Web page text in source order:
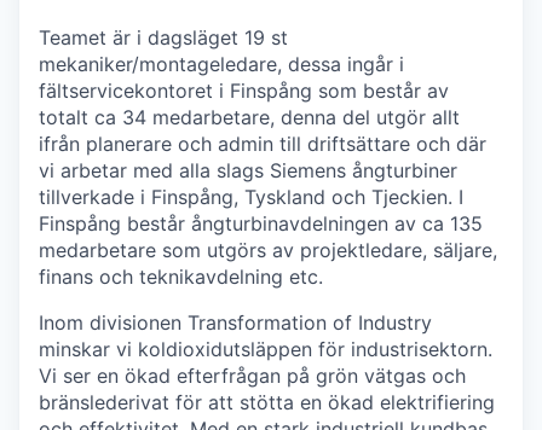
Teamet är i dagsläget 19 st
mekaniker/montageledare, dessa ingår i
fältservicekontoret i Finspång som består av
totalt ca 34 medarbetare, denna del utgör allt
ifrån planerare och admin till driftsättare och där
vi arbetar med alla slags Siemens ångturbiner
tillverkade i Finspång, Tyskland och Tjeckien. I
Finspång består ångturbinavdelningen av ca 135
medarbetare som utgörs av projektledare, säljare,
finans och teknikavdelning etc.
Inom divisionen Transformation of Industry
minskar vi koldioxidutsläppen för industrisektorn.
Vi ser en ökad efterfrågan på grön vätgas och
bränslederivat för att stötta en ökad elektrifiering